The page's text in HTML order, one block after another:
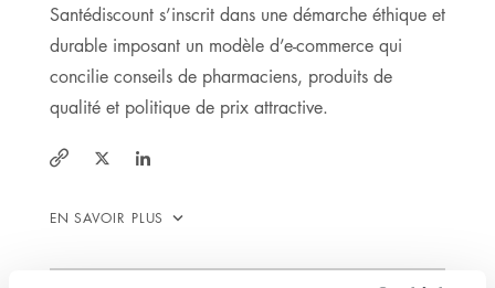
Santédiscount s’inscrit dans une démarche éthique et
durable imposant un modèle d’e-commerce qui
concilie conseils de pharmaciens, produits de
qualité et politique de prix attractive.
EN SAVOIR PLUSdiscount/about/